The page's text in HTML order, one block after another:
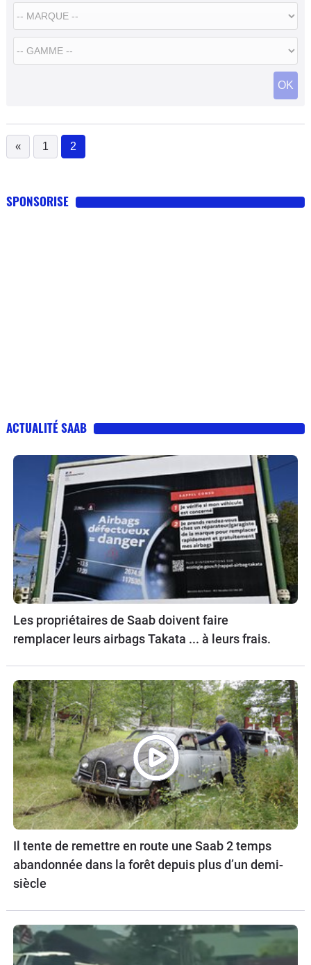
OK
« 1 2
(current)
SPONSORISE
ACTUALITÉ SAAB
Les propriétaires de Saab doivent faire
remplacer leurs airbags Takata ... à leurs frais.
Il tente de remettre en route une Saab 2 temps
abandonnée dans la forêt depuis plus d’un demi-
siècle